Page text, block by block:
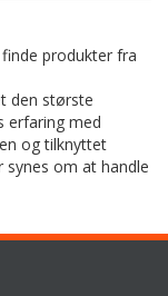
produkter fra
den største
erfaring med
og tilknyttet
synes om at handle